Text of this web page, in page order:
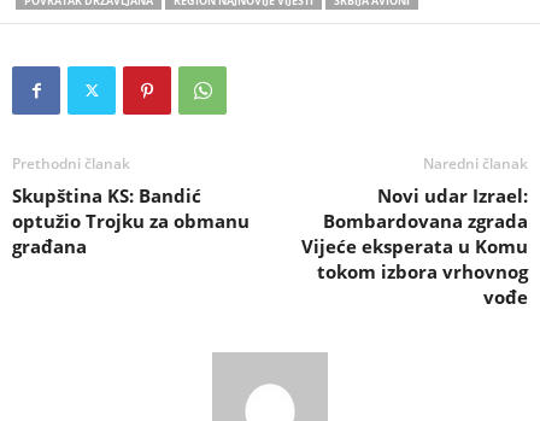
Prethodni članak
Skupština KS: Bandić
optužio Trojku za obmanu
građana
Naredni članak
Novi udar Izrael:
Bombardovana zgrada
Vijeće eksperata u Komu
tokom izbora vrhovnog
vođe